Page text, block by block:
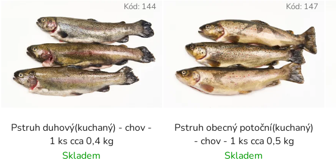
Pstruh duhový(kuchaný) - chov -
1 ks cca 0,4 kg
Skladem
Kód: 144
Pstruh obecný potoční(kuchaný)
- chov - 1 ks cca 0,5 kg
Skladem
Kód: 147